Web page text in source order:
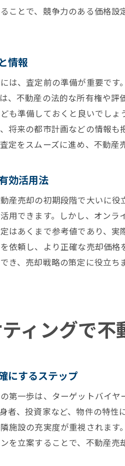
買い手と
次回売却
振り返り
売却経験
法律的側
売却プロ
ステップ
予算計画
各ステッ
初心者に
成功者の
ステップ
成功体
ケースス
ことで、競争力のある価格
情報
は、査定前の準備が重要で
、不動産の法的な所有権や
も準備しておくと良いでし
将来の都市計画などの情報
定をスムーズに進め、不動
効活用法
産売却の初期段階で大いに
用できます。しかし、オン
はあくまで参考値であり、
依頼し、より正確な売却価
き、売却戦略の策定に役立
ィングで
にするステップ
第一歩は、ターゲットバイ
者、投資家など、物件の特
施設の充実度が重視されま
を立案することで、不動産